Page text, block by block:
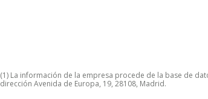
(1) La información de la empresa procede de la base de
dirección Avenida de Europa, 19, 28108, Madrid.